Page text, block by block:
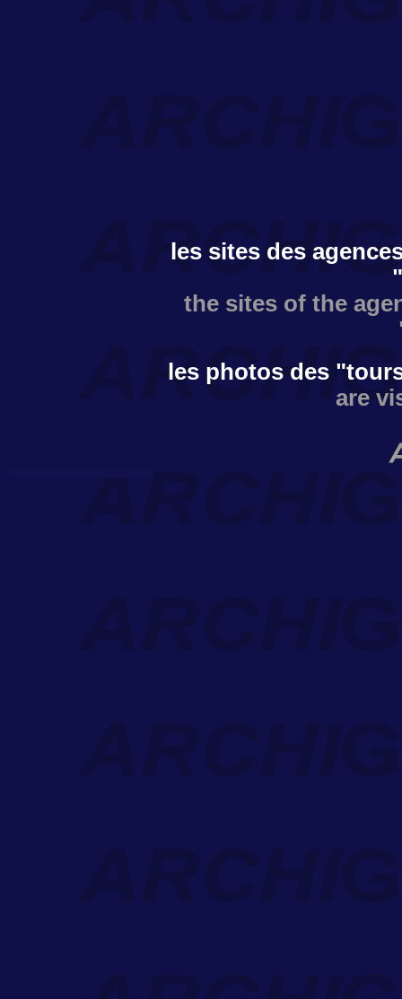
les sites des
the sites of the
les photos des
are